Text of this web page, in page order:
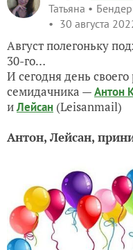
Татьяна
30 августа
Август полегоньку
30-го…
И сегодня день
семидачника —Антон
иЛейсан (Leisanmail)
Антон, Лейсан,